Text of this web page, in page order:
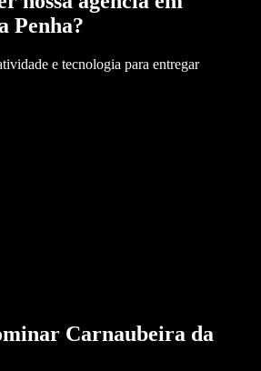
Penha?
e tecnologia para entregar
Carnaubeira da